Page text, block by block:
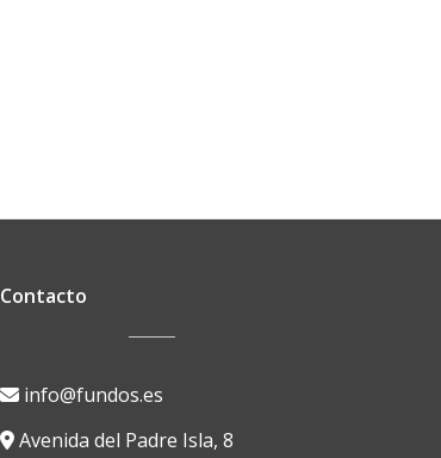
Contacto
info@fundos.es
Avenida del Padre Isla, 8